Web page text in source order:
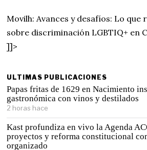
Movilh: Avances y desafíos: Lo que
sobre discriminación LGBTIQ+ en
]]>
ULTIMAS PUBLICACIONES
Papas fritas de 1629 en Nacimiento
gastronómica con vinos y destilados
2 horas hace
Kast profundiza en vivo la Agenda
proyectos y reforma constitucional
organizado